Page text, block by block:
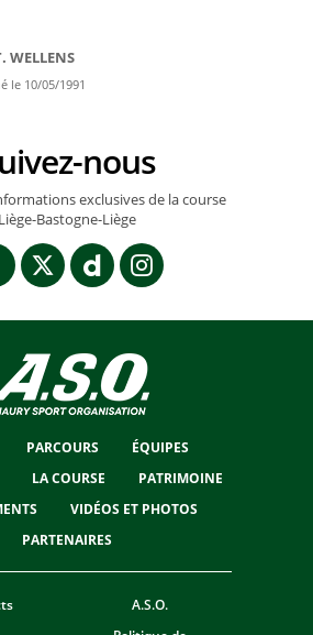
WELLENS
le 10/05/1991
nous
exclusives de la course
Liège-Bastogne-Liège
PARCOURS
ÉQUIPES
LA COURSE
PATRIMOINE
VIDÉOS ET PHOTOS
PARTENAIRES
A.S.O.